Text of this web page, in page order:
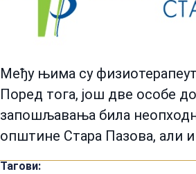
Међу њима су
Поред тога, још две особе
запошљавања била
општине Стара Пазова, али и
Тагови: